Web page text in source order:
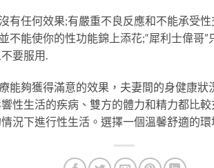
有任何效果;有嚴重不良反應和不能承受
不能使你的性功能錦上添花;“犀利士偉哥
要服用.
能夠獲得滿意的效果，夫妻間的身健康
性生活的疾病、雙方的體力和精力都比
況下進行性生活。選擇一個溫馨舒適的